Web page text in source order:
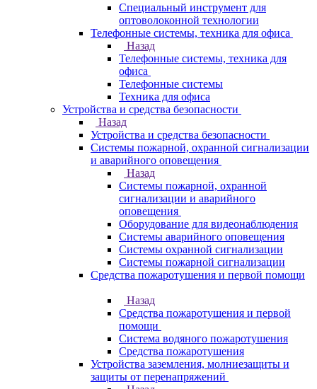
Специальный инструмент для
оптоволоконной технологии
Телефонные системы, техника для офиса
Назад
Телефонные системы, техника для
офиса
Телефонные системы
Техника для офиса
Устройства и средства безопасности
Назад
Устройства и средства безопасности
Системы пожарной, охранной сигнализации
и аварийного оповещения
Назад
Системы пожарной, охранной
сигнализации и аварийного
оповещения
Оборудование для видеонаблюдения
Системы аварийного оповещения
Системы охранной сигнализации
Системы пожарной сигнализации
Средства пожаротушения и первой помощи
Назад
Средства пожаротушения и первой
помощи
Система водяного пожаротушения
Средства пожаротушения
Устройства заземления, молниезащиты и
защиты от перенапряжений